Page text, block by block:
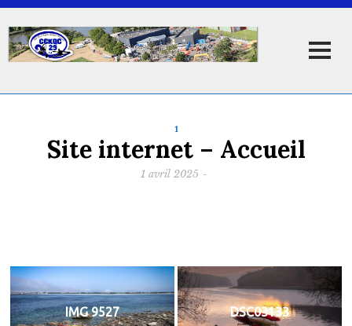
1
Site internet – Accueil
1 avril 2025 -
IMG 9527 DSC03133